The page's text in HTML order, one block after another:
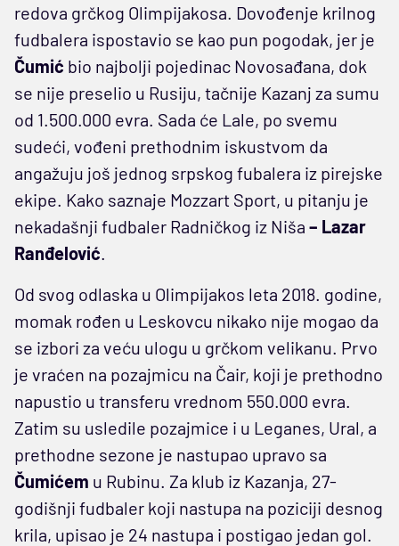
redova grčkog Olimpijakosa. Dovođenje krilnog
fudbalera ispostavio se kao pun pogodak, jer je
Čumić bio najbolji pojedinac Novosađana, dok
se nije preselio u Rusiju, tačnije Kazanj za sumu
od 1.500.000 evra. Sada će Lale, po svemu
sudeći, vođeni prethodnim iskustvom da
angažuju još jednog srpskog fubalera iz pirejske
ekipe. Kako saznaje Mozzart Sport, u pitanju je
nekadašnji fudbaler Radničkog iz Niša – Lazar
Ranđelović.
Od svog odlaska u Olimpijakos leta 2018. godine,
momak rođen u Leskovcu nikako nije mogao da
se izbori za veću ulogu u grčkom velikanu. Prvo
je vraćen na pozajmicu na Čair, koji je prethodno
napustio u transferu vrednom 550.000 evra.
Zatim su usledile pozajmice i u Leganes, Ural, a
prethodne sezone je nastupao upravo sa
Čumićem u Rubinu. Za klub iz Kazanja, 27-
godišnji fudbaler koji nastupa na poziciji desnog
krila, upisao je 24 nastupa i postigao jedan gol.